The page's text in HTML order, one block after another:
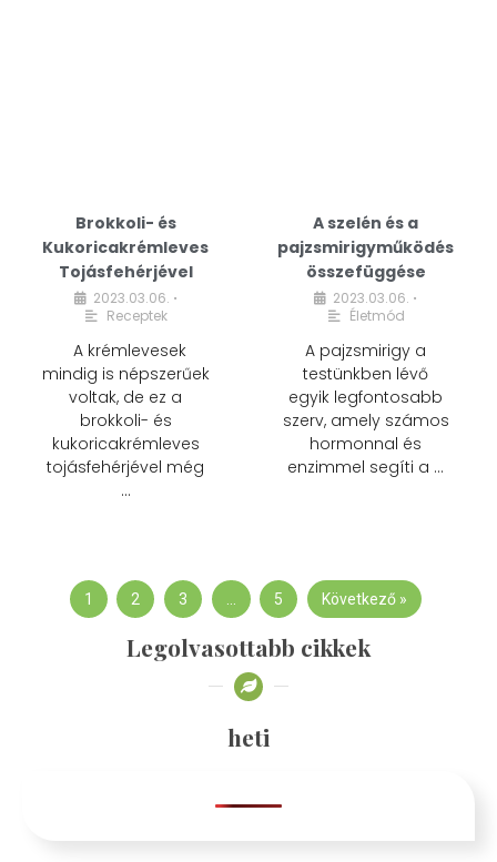
Brokkoli- és
Kukoricakrémleves
Tojásfehérjével
2023.03.06. •
Receptek
A krémlevesek
mindig is népszerűek
voltak, de ez a
brokkoli- és
kukoricakrémleves
tojásfehérjével még
…
A szelén és a
pajzsmirigyműködés
összefüggése
2023.03.06. •
Életmód
A pajzsmirigy a
testünkben lévő
egyik legfontosabb
szerv, amely számos
hormonnal és
enzimmel segíti a …
1 2 3 … 5 Következő »
Legolvasottabb cikkek
heti